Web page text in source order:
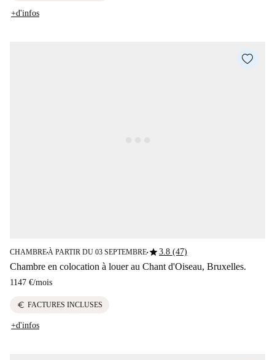
+d'infos
CHAMBRE■À PARTIR DU 03 SEPTEMBRE■star3.8 (47)
Chambre en colocation à louer au Chant d'Oiseau, Bruxelles.
1147 €/mois
euro FACTURES INCLUSES
+d'infos